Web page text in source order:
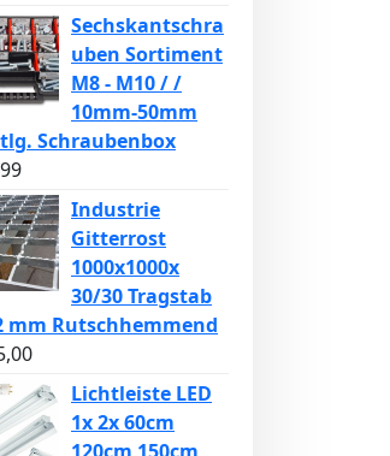
Sechskantschra
uben Sortiment
M8 - M10 / /
10mm-50mm
Schraubenbox
Industrie
Gitterrost
1000x1000x
30/30 Tragstab
mm Rutschhemmend
Lichtleiste LED
1x 2x 60cm